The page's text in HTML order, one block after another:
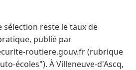
sélection reste le taux de
publié par
routiere.gouv.fr (rubrique
écoles"). À Villeneuve-d'Ascq,